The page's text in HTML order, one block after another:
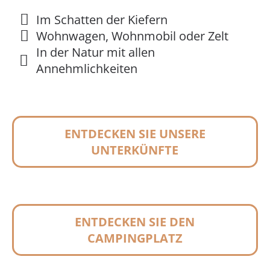
Im Schatten der Kiefern
Wohnwagen, Wohnmobil oder Zelt
In der Natur mit allen
Annehmlichkeiten
ENTDECKEN SIE UNSERE
UNTERKÜNFTE
ENTDECKEN SIE DEN
CAMPINGPLATZ